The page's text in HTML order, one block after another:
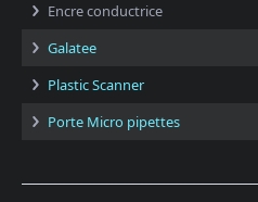
Encre conductrice
Galatee
Plastic Scanner
Porte Micro pipettes